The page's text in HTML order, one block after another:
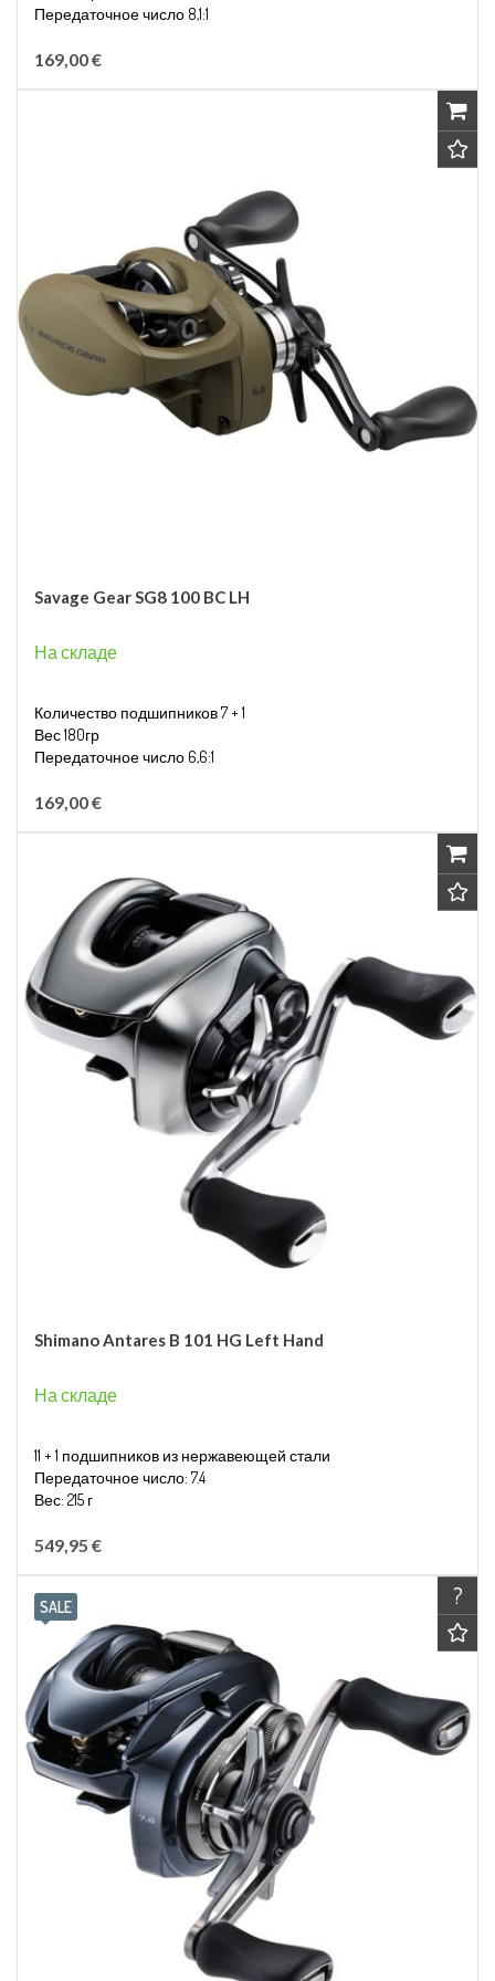
Передаточное число 8,1:1
169,00 €
Savage Gear SG8 100 BC LH
На складе
Количество подшипников 7 + 1
Вес 180гр
Передаточное число 6,6:1
169,00 €
Shimano Antares B 101 HG Left Hand
На складе
11 + 1 подшипников из нержавеющей стали
Передаточное число: 7.4
Вес: 215 г
549,95 €
SALE ?